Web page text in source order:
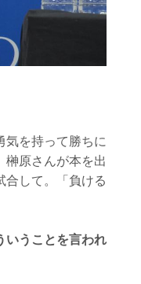
を持って勝ちに
榊原さんが本を出
合して。「負ける
いうことを言われ